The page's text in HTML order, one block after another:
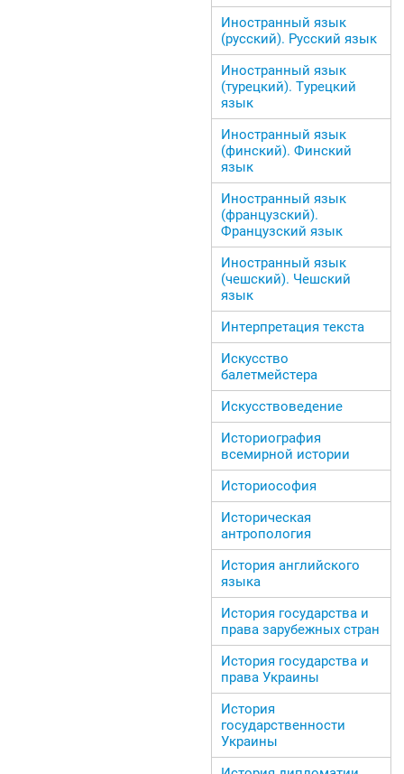
Иностранный язык
(русский). Русский язык
Иностранный язык
(турецкий). Турецкий
язык
Иностранный язык
(финский). Финский
язык
Иностранный язык
(французский).
Французский язык
Иностранный язык
(чешский). Чешский
язык
Интерпретация текста
Искусство
балетмейстера
Искусствоведение
Историография
всемирной истории
Историософия
Историческая
антропология
История английского
языка
История государства и
права зарубежных стран
История государства и
права Украины
История
государственности
Украины